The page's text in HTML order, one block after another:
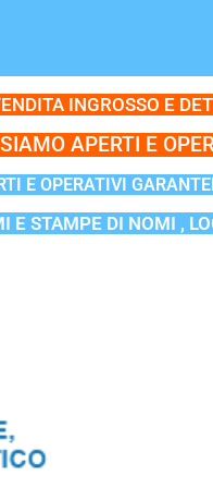
INGROSSO E
SIAMO APERTI E
E OPERATIVI
E STAMPE DI NOMI ,